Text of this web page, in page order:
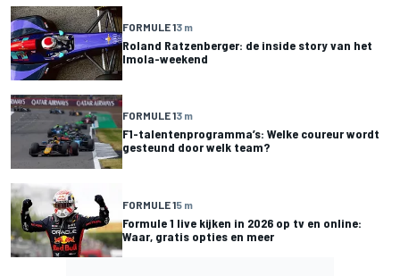
FORMULE 13 m
Roland Ratzenberger: de inside story van het
Imola-weekend
FORMULE 13 m
F1-talentenprogramma’s: Welke coureur wordt
gesteund door welk team?
FORMULE 15 m
Formule 1 live kijken in 2026 op tv en online:
Waar, gratis opties en meer